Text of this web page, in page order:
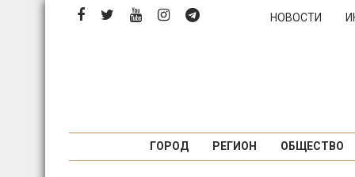
Перейти
НОВОСТИ
ГОРОД РЕГИОН ОБЩЕСТВО